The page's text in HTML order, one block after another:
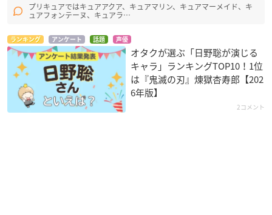
プリキュアではキュアアクア、キュアマリン、キュアマーメイド、キ
ュアフォンテーヌ、キュアラ…
ランキング アンケート 話題 声優
オタクが選ぶ「日野聡が演じる
キャラ」ランキングTOP10！1位
は『鬼滅の刃』煉󠄁獄杏寿郎【202
6年版】
2コメント